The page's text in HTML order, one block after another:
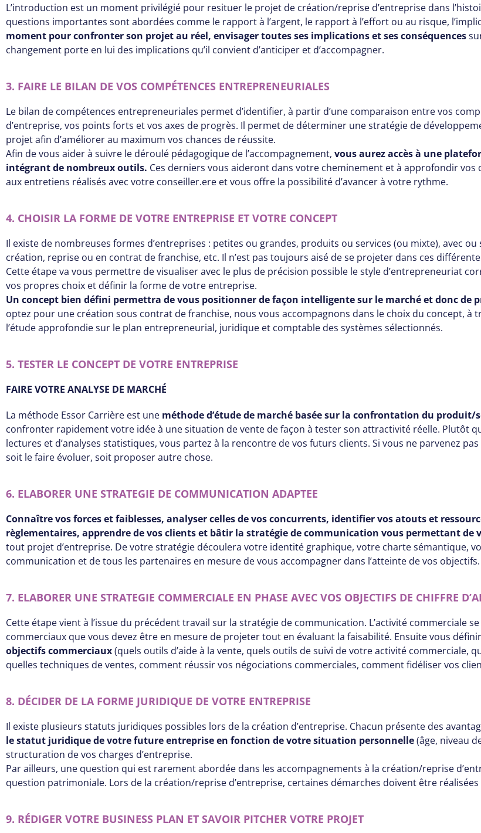
L’introduction est un moment privilégié pour resituer le projet de création/reprise d’entreprise dans
questions importantes sont abordées comme le rapport à l’argent, le rapport à l’effort ou au risque,
moment pour confronter son projet au réel, envisager toutes ses implications et ses conséquences
changement porte en lui des implications qu’il convient d’anticiper et d’accompagner.
3. FAIRE LE BILAN DE VOS COMPÉTENCES ENTREPRENEURIALES
Le bilan de compétences entrepreneuriales permet d’identifier, à partir d’une comparaison entre vos
d’entreprise, vos points forts et vos axes de progrès. Il permet de déterminer une stratégie de
projet afin d’améliorer au maximum vos chances de réussite.
Afin de vous aider à suivre le déroulé pédagogique de l’accompagnement, vous aurez accès à une
intégrant de nombreux outils. Ces derniers vous aideront dans votre cheminement et à approfondir
aux entretiens réalisés avec votre conseiller.ere et vous offre la possibilité d’avancer à votre rythme.
4. CHOISIR LA FORME DE VOTRE ENTREPRISE ET VOTRE CONCEPT
Il existe de nombreuses formes d’entreprises : petites ou grandes, produits ou services (ou mixte), avec ou
création, reprise ou en contrat de franchise, etc. Il n’est pas toujours aisé de se projeter dans ces
Cette étape va vous permettre de visualiser avec le plus de précision possible le style d’entrepreneuriat
vos propres choix et définir la forme de votre entreprise.
Un concept bien défini permettra de vous positionner de façon intelligente sur le marché et donc de
optez pour une création sous contrat de franchise, nous vous accompagnons dans le choix du concept, à
l’étude approfondie sur le plan entrepreneurial, juridique et comptable des systèmes sélectionnés.
5. TESTER LE CONCEPT DE VOTRE ENTREPRISE
FAIRE VOTRE ANALYSE DE MARCHÉ
La méthode Essor Carrière est une méthode d’étude de marché basée sur la confrontation du
confronter rapidement votre idée à une situation de vente de façon à tester son attractivité réelle. Plutôt
lectures et d’analyses statistiques, vous partez à la rencontre de vos futurs clients. Si vous ne parvenez
soit le faire évoluer, soit proposer autre chose.
6. ELABORER UNE STRATEGIE DE COMMUNICATION ADAPTEE
Connaître vos forces et faiblesses, analyser celles de vos concurrents, identifier vos atouts et
règlementaires, apprendre de vos clients et bâtir la stratégie de communication vous permettant de
tout projet d’entreprise. De votre stratégie découlera votre identité graphique, votre charte sémantique,
communication et de tous les partenaires en mesure de vous accompagner dans l’atteinte de vos objectifs.
7. ELABORER UNE STRATEGIE COMMERCIALE EN PHASE AVEC VOS OBJECTIFS DE CHIFFRE
Cette étape vient à l’issue du précédent travail sur la stratégie de communication. L’activité commerciale
commerciaux que vous devez être en mesure de projeter tout en évaluant la faisabilité. Ensuite vous
objectifs commerciaux(quels outils d’aide à la vente, quels outils de suivi de votre activité commerciale,
quelles techniques de ventes, comment réussir vos négociations commerciales, comment fidéliser vos
8. DÉCIDER DE LA FORME JURIDIQUE DE VOTRE ENTREPRISE
Il existe plusieurs statuts juridiques possibles lors de la création d’entreprise. Chacun présente des
le statut juridique de votre future entreprise en fonction de votre situation personnelle(âge, niveau
structuration de vos charges d’entreprise.
Par ailleurs, une question qui est rarement abordée dans les accompagnements à la création/reprise
question patrimoniale. Lors de la création/reprise d’entreprise, certaines démarches doivent être
9. RÉDIGER VOTRE BUSINESS PLAN ET SAVOIR PITCHER VOTRE PROJET